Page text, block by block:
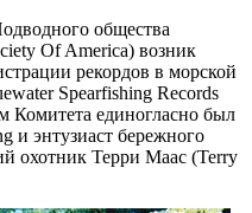
общества
Of America) возник
рекордов в морской
Spearfishing Records
Комитета единогласно был
и энтузиаст бережного
охотник Терри Маас (Terry